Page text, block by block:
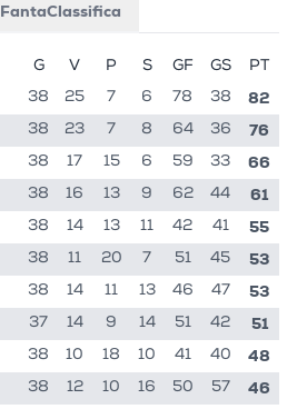
FantaClassifica
G V P S GF GS PT
38 25 7 6 78 38 82
38 23 7 8 64 36 76
38 17 15 6 59 33 66
38 16 13 9 62 44 61
38 14 13 11 42 41 55
38 11 20 7 51 45 53
38 14 11 13 46 47 53
37 14 9 14 51 42 51
38 10 18 10 41 40 48
38 12 10 16 50 57 46